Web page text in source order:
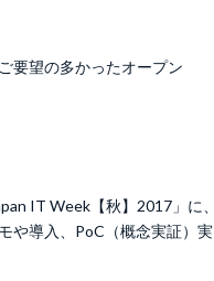
要望の多かったオープン
IT Week【秋】2017」に、
や導入、PoC（概念実証）実